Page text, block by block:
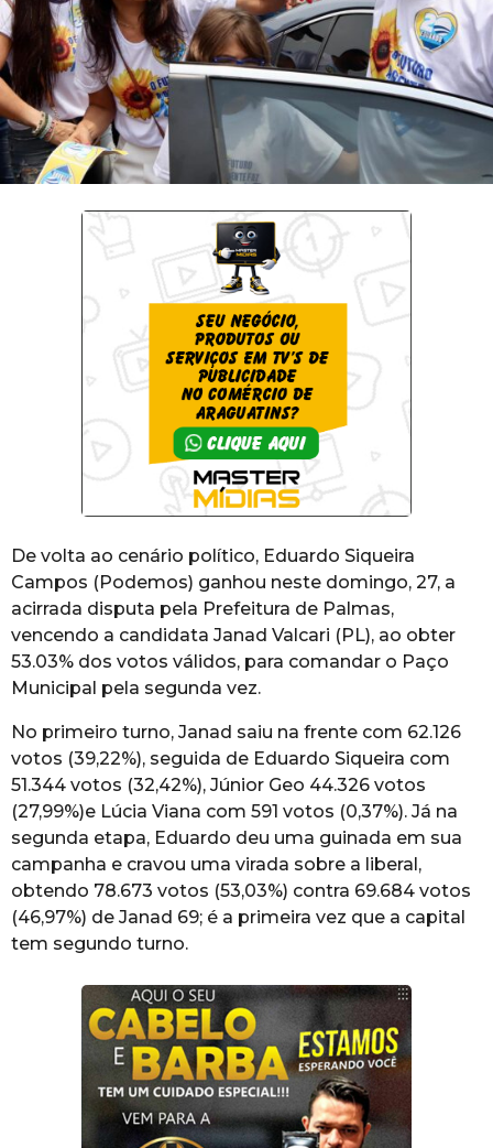
De volta ao cenário político, Eduardo Siqueira
Campos (Podemos) ganhou neste domingo, 27, a
acirrada disputa pela Prefeitura de Palmas,
vencendo a candidata Janad Valcari (PL), ao obter
53.03% dos votos válidos, para comandar o Paço
Municipal pela segunda vez.
No primeiro turno, Janad saiu na frente com 62.126
votos (39,22%), seguida de Eduardo Siqueira com
51.344 votos (32,42%), Júnior Geo 44.326 votos
(27,99%)e Lúcia Viana com 591 votos (0,37%). Já na
segunda etapa, Eduardo deu uma guinada em sua
campanha e cravou uma virada sobre a liberal,
obtendo 78.673 votos (53,03%) contra 69.684 votos
(46,97%) de Janad 69; é a primeira vez que a capital
tem segundo turno.